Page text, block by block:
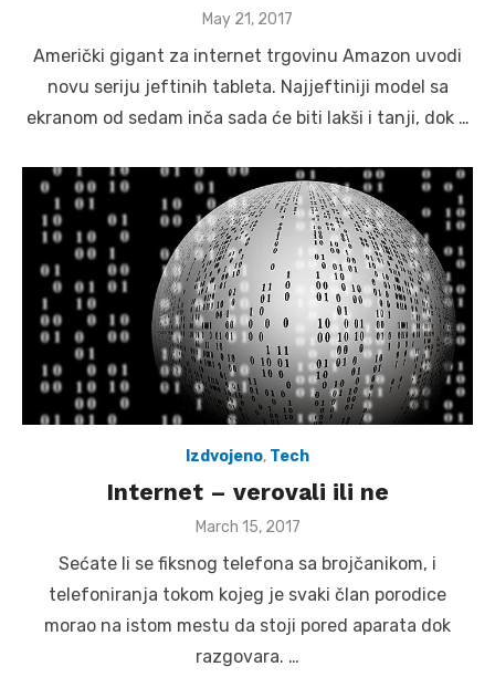
Posted
May 21, 2017
Američki gigant za internet trgovinu Amazon uvodi
novu seriju jeftinih tableta. Najjeftiniji model sa
ekranom od sedam inča sada će biti lakši i tanji, dok …
Izdvojeno, Tech
Internet – verovali ili ne
Posted
March 15, 2017
Sećate li se fiksnog telefona sa brojčanikom, i
telefoniranja tokom kojeg je svaki član porodice
morao na istom mestu da stoji pored aparata dok
razgovara. …